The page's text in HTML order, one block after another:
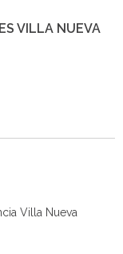
VILLA NUEVA
Villa Nueva